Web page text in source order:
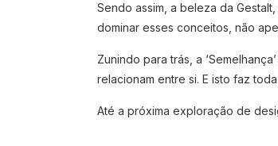
Sendo assim, a beleza da
dominar esses conceitos, não
Zunindo para trás, a
relacionam entre si. E isto faz
Até a próxima exploração de